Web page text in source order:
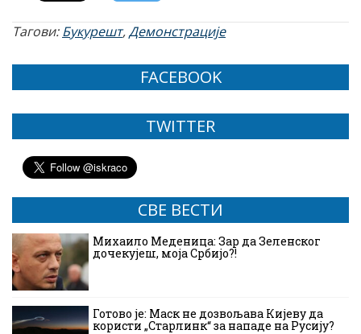
Тагови:Букурешт,Демонстрације
FACEBOOK
TWITTER
СВЕ ВЕСТИ
Михаило Меденица: Зар да Зеленског
дочекујеш, моја Србијо?!
Готово је: Маск не дозвољава Кијеву да
користи „Старлинк“ за нападе на Русију?